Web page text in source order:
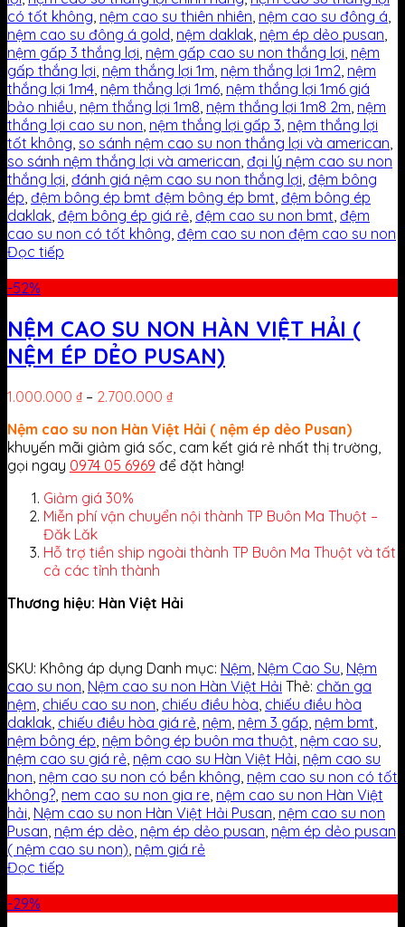
có tốt không, nệm cao su thiên nhiên, nệm cao su đông á,
nệm cao su đông á gold, nệm daklak, nệm ép dẻo pusan,
nệm gấp 3 thắng lợi, nệm gấp cao su non thắng lợi, nệm
gấp thắng lợi, nệm thắng lợi 1m, nệm thắng lợi 1m2, nệm
thắng lợi 1m4, nệm thắng lợi 1m6, nệm thắng lợi 1m6 giá
bảo nhiều, nệm thắng lợi 1m8, nệm thắng lợi 1m8 2m, nệm
thắng lợi cao su non, nệm thắng lợi gấp 3, nệm thắng lợi
tốt không, so sánh nệm cao su non thắng lợi và american,
so sánh nệm thắng lợi và american, đại lý nệm cao su non
thắng lợi, đánh giá nệm cao su non thắng lợi, đệm bông
ép, đệm bông ép bmt đệm bông ép bmt, đệm bông ép
daklak, đệm bông ép giá rẻ, đệm cao su non bmt, đệm
cao su non có tốt không, đệm cao su non đệm cao su non
Đọc tiếp
-52%
NỆM CAO SU NON HÀN VIỆT HẢI (
NỆM ÉP DẺO PUSAN)
1.000.000 ₫ – 2.700.000 ₫
Nệm cao su non Hàn Việt Hải ( nệm ép dẻo Pusan)
khuyến mãi giảm giá sốc, cam kết giá rẻ nhất thị trường,
gọi ngay 0974 05 6969 để đặt hàng!
Giảm giá 30%
Miễn phí vận chuyển nội thành TP Buôn Ma Thuột –
Đăk Lăk
Hỗ trợ tiền ship ngoài thành TP Buôn Ma Thuột và tất
cả các tỉnh thành
Thương hiệu: Hàn Việt Hải
SKU: Không áp dụng Danh mục: Nệm Nệm Cao Su Nệm
cao su non Nệm cao su non Hàn Việt Hải Thẻ: chăn ga
nệm chiếu cao su non chiếu điều hòa chiếu điều hòa
daklak chiếu điều hòa giá rẻ nệm nệm 3 gấp nệm bmt
nệm bông ép nệm bông ép buôn ma thuột nệm cao su
nệm cao su giá rẻ nệm cao su Hàn Việt Hải nệm cao su
non nệm cao su non có bền không nệm cao su non có tốt
không? nem cao su non gia re nệm cao su non Hàn Việt
hải Nệm cao su non Hàn Việt Hải Pusan nệm cao su non
Pusan nệm ép dẻo nệm ép dẻo pusan nệm ép dẻo pusan
( nệm cao su non) nệm giá rẻ
Đọc tiếp
-29%